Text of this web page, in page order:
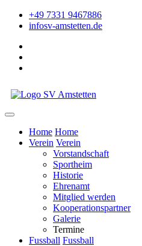
+49 7331 9467886
infosv-amstetten.de
Home Home
Verein Verein
Vorstandschaft
Sportheim
Historie
Ehrenamt
Mitglied werden
Kooperationspartner
Galerie
Termine
Fussball Fussball